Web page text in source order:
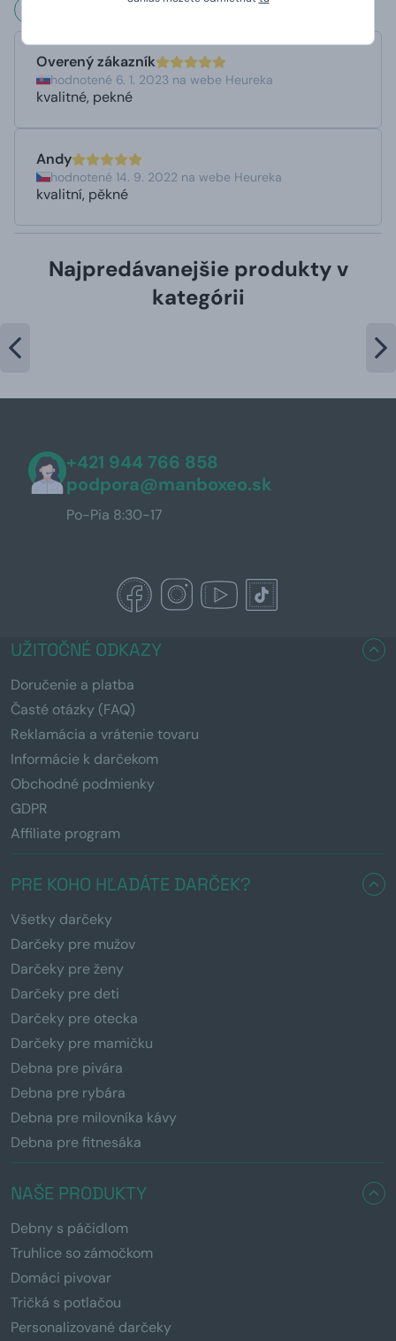
Čo hovoria naši zákazníci?
Overený zákazník
hodnotené 6. 1. 2023 na webe Heureka
kvalitné, pekné
Andy
hodnotené 14. 9. 2022 na webe Heureka
kvalitní, pěkné
Najpredávanejšie produkty v
kategórii
+421 944 766 858
podpora@manboxeo.sk
Po-Pia 8:30-17
UŽITOČNÉ ODKAZY
Doručenie a platba
Časté otázky (FAQ)
Reklamácia a vrátenie tovaru
Informácie k darčekom
Obchodné podmienky
GDPR
Affiliate program
PRE KOHO HĽADÁTE DARČEK?
Všetky darčeky
Darčeky pre mužov
Darčeky pre ženy
Darčeky pre deti
Darčeky pre otecka
Darčeky pre mamičku
Debna pre pivára
Debna pre rybára
Debna pre milovníka kávy
Debna pre fitnesáka
NAŠE PRODUKTY
Debny s páčidlom
Truhlice so zámočkom
Domáci pivovar
Tričká s potlačou
Personalizované darčeky